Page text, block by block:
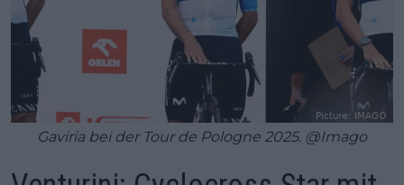
Gaviria bei der Tour de Pologne 2025. @Imago